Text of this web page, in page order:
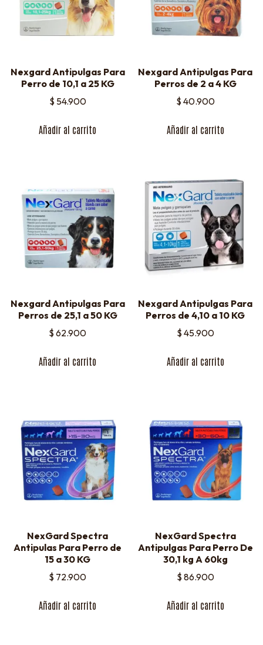
Nexgard Antipulgas Para
Perro de 10,1 a 25 KG
$ 54.900
Añadir al carrito
Nexgard Antipulgas Para
Perros de 2 a 4 KG
$ 40.900
Añadir al carrito
Nexgard Antipulgas Para
Perros de 25,1 a 50 KG
$ 62.900
Añadir al carrito
Nexgard Antipulgas Para
Perros de 4,10 a 10 KG
$ 45.900
Añadir al carrito
NexGard Spectra
Antipulas Para Perro de
15 a 30 KG
$ 72.900
Añadir al carrito
NexGard Spectra
Antipulgas Para Perro De
30,1 kg A 60kg
$ 86.900
Añadir al carrito